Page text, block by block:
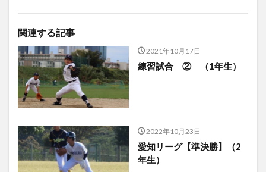
関連する記事
2021年10月17日
練習試合 ② （1年生）
2022年10月23日
愛知リーグ【準決勝】（2
年生）